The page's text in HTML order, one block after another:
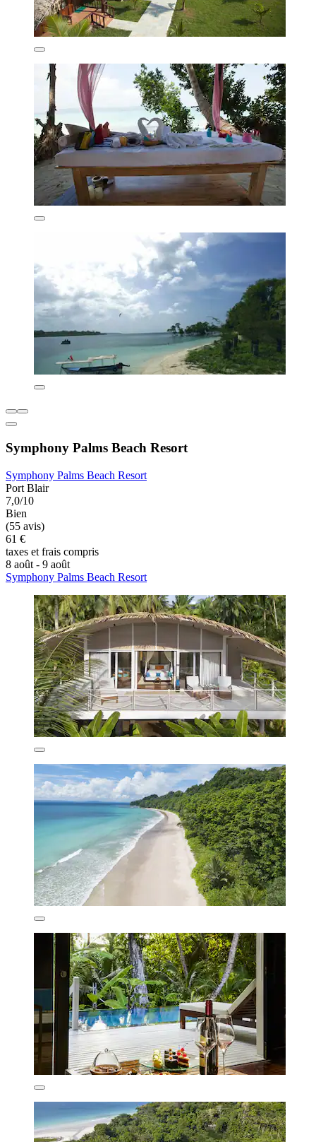
Symphony Palms Beach Resort
Symphony Palms Beach Resort
Port Blair
7,0/10
Bien
(55 avis)
61 €
taxes et frais compris
8 août - 9 août
Symphony Palms Beach Resort